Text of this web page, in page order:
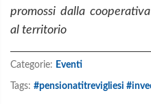
promossi dalla
al territorio
Categorie: Eventi
Tags: #pensionatitrevigliesi